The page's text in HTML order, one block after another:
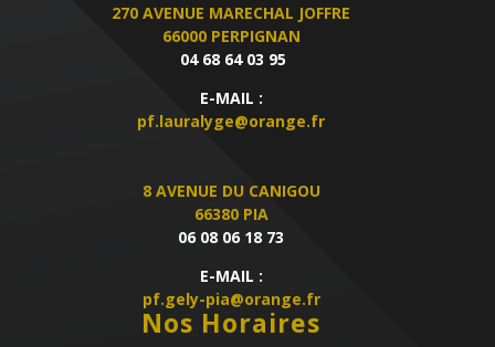
270 AVENUE MARECHAL JOFFRE
66000 PERPIGNAN
04 68 64 03 95
E-MAIL :
pf.lauralyge@orange.fr
8 AVENUE DU CANIGOU
66380 PIA
06 08 06 18 73
E-MAIL :
pf.gely-pia@orange.fr
Nos Horaires